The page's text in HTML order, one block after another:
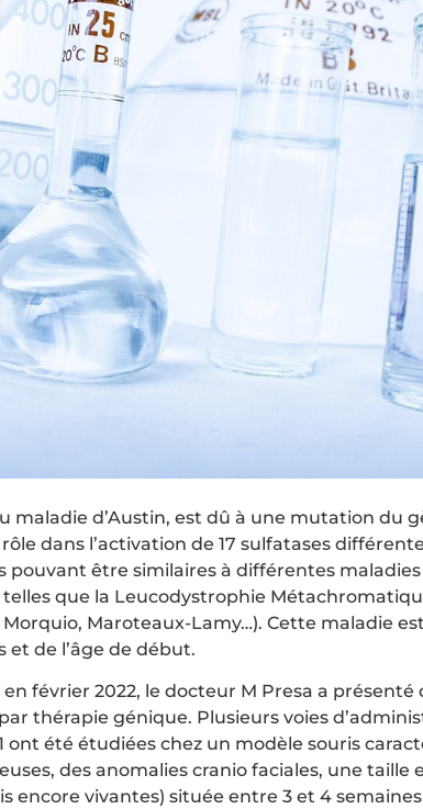
maladie d’Austin, est dû à une mutation du
dans l’activation de 17 sulfatases
pouvant être similaires à différentes
telles que la Leucodystrophie
Maroteaux-Lamy…). Cette maladie
de l’âge de début.
février 2022, le docteur M Presa a
thérapie génique. Plusieurs voies
ont été étudiées chez un modèle souris
des anomalies cranio faciales, une
encore vivantes) située entre 3 et 4